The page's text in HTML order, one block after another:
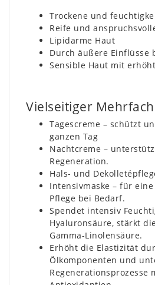
Trockene und
Reife und
Lipidarme Haut
Durch äußere Einflüsse
Sensible Haut mit
Vielseitiger
Tagescreme – schützt
ganzen Tag
Nachtcreme –
Regeneration.
Hals- und
Intensivmaske – für
Pflege bei Bedarf.
Spendet intensiv
Hyaluronsäure, stärkt
Gamma-Linolensäure.
Erhöht die Elastizität
Ölkomponenten und
Regenerationsprozesse